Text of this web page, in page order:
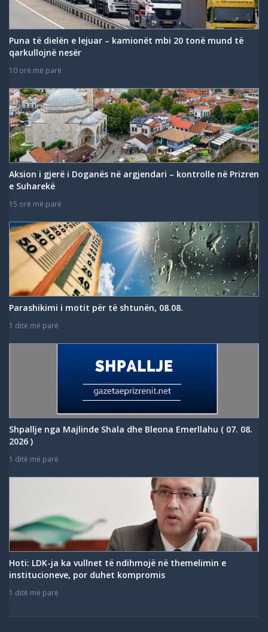
Puna të dielën e lejuar – kamionët mbi 20 tonë mund të
qarkullojnë nesër
10 orë më parë
Aksion i gjerë i Doganës në argjendari – kontrolle në Prizren
e Suharekë
15 orë më parë
Parashikimi i motit për të shtunën, 08.08.
1 ditë më parë
Shpallje nga Majlinde Shala dhe Bleona Emerllahu ( 07. 08.
2026 )
1 ditë më parë
Hoti: LDK-ja ka vullnet të ndihmojë në themelimin e
institucioneve, por duhet kompromis
1 ditë më parë